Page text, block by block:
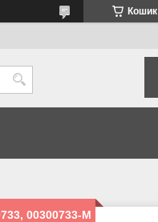
Кошик
00300733-M